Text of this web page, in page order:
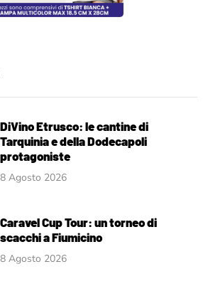
DiVino Etrusco: le cantine di
Tarquinia e della Dodecapoli
protagoniste
8 Agosto 2026
Caravel Cup Tour: un torneo di
scacchi a Fiumicino
8 Agosto 2026